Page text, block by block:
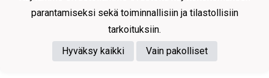
parantamiseksi sekä toiminnallisiin ja tilastollisiin
tarkoituksiin.
Hyväksy kaikki
Vain pakolliset